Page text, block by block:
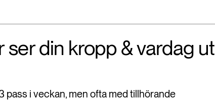
ser din kropp & vardag ut
pass i veckan, men ofta med tillhörande